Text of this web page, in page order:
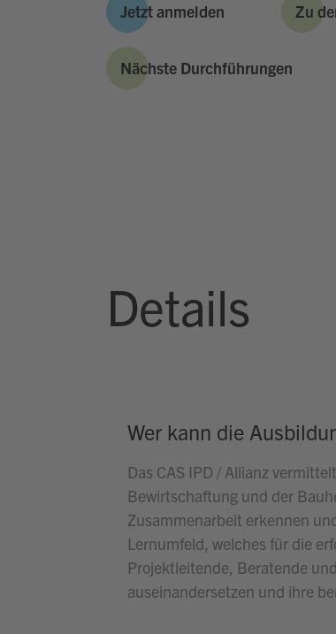
Jetzt anmelden Zu
Nächste Durchführungen
Details
Wer kann die
Das CAS IPD / Allianz
Bewirtschaftung und der
Zusammenarbeit erkennen
Lernumfeld, welches für die
Projektleitende, Beratende
auseinandersetzen und ihre